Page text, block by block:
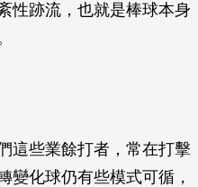
性跡流，也就是棒球本身
這些業餘打者，常在打擊
變化球仍有些模式可循，